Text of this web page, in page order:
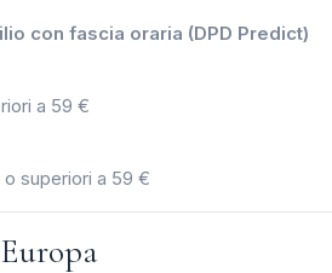
con fascia oraria (DPD Predict)
a 59 €
superiori a 59 €